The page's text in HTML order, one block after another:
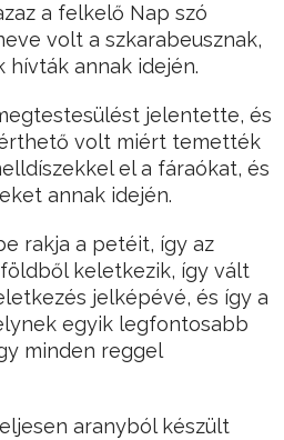
a felkelő Nap szó
volt a szkarabeusznak,
hívták annak idején.
jelentette, és
volt miért temették
el a fáraókat, és
annak idején.
rakja a petéit, így az
keletkezik, így vált
jelképévé, és így a
egyik legfontosabb
minden reggel
aranyból készült